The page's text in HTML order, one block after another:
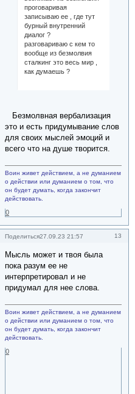
проговаривая
записываю ее , где тут
бурный внутренний
диалог ?
разговариваю с кем то
вообще из безмолвия
сталкинг это весь мир ,
как думаешь ?
Безмолвная вербализация
это и есть придумывание слов
для своих мыслей эмоций и
всего что на душе творится.
Воин живет действием, а не думанием
о действии или думанием о том, что
он будет думать, когда закончит
действовать.
0
Поделиться 13
27.09.23 21:57
Мысль может и твоя была
пока разум ее не
интерпретировал и не
придумал для нее слова.
Воин живет действием, а не думанием
о действии или думанием о том, что
он будет думать, когда закончит
действовать.
0